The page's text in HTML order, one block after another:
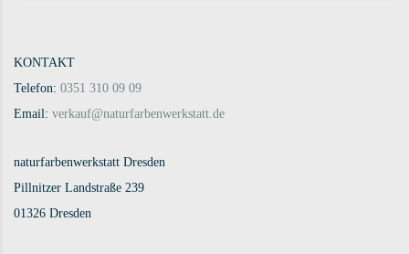
KONTAKT
Telefon: 0351 310 09 09
Email: verkauf@naturfarbenwerkstatt.de
naturfarbenwerkstatt Dresden
Pillnitzer Landstraße 239
01326 Dresden